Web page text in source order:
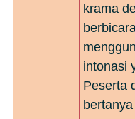
krama
intonasi
Peserta